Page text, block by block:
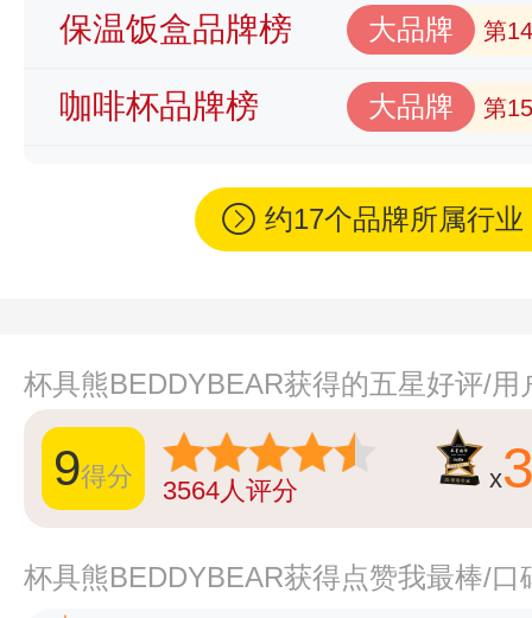
保温饭盒品牌榜 大品牌 第
咖啡杯品牌榜 大品牌 第
约17个品牌所属行
杯具熊BEDDYBEAR获得的五星好评/用
9得分 3564人评分 x
杯具熊BEDDYBEAR获得点赞我最棒/口